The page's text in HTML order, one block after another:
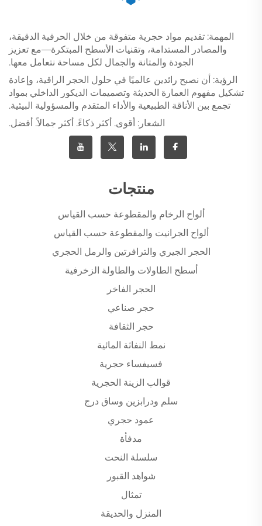
المهمة: تقديم مواد حجرية متفوقة من خلال الحرفية الدقيقة،
والمصادر المستدامة، وتقنيات الأسطح المبتكرة—مع تعزيز
الجودة والمتانة والجمال لكل مساحة نتعامل معها.
الرؤية: أن نصبح رائدين عالميًا في حلول الحجر الراقية، وإعادة
تشكيل مفهوم العمارة الحديثة وتصميمات الديكور الداخلي بمواد
تجمع بين الأناقة الطبيعية والأداء المتقدم والمسؤولية البيئية.
الشعار: أقوى. أكثر ذكاءً. أكثر جمالاً. أفضل.
منتجات
ألواح الرخام والمقطوعة حسب القياس
ألواح الجرانيت والمقطوعة حسب القياس
الحجر الجيري والترافرتين والرمل الحجري
أسطح الطاولات والطاولة الزخرفية
الحجر الفاخر
حجر صناعي
حجر الثقافة
نمط النفاثة المائية
فسيفساء حجرية
قوالب الزينة الحجرية
سلم ودرابزين وساق درج
عمود حجري
مدفأة
سلسلة النحت
شواهد القبور
تمثال
المنزل والحديقة